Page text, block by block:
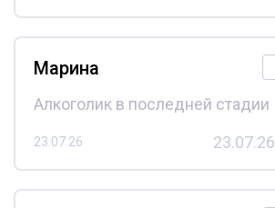
Марина
Алкоголик в последней стадии
23.07.26 23.07.26